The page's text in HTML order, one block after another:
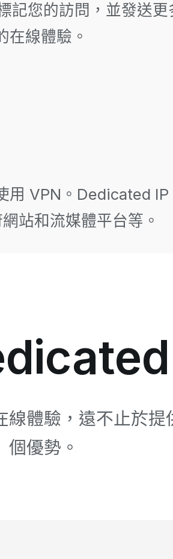
您的訪問，並發送
在線體驗。
VPN。Dedicated
站和流媒體平台等。
體驗，遠不止於
個優勢。